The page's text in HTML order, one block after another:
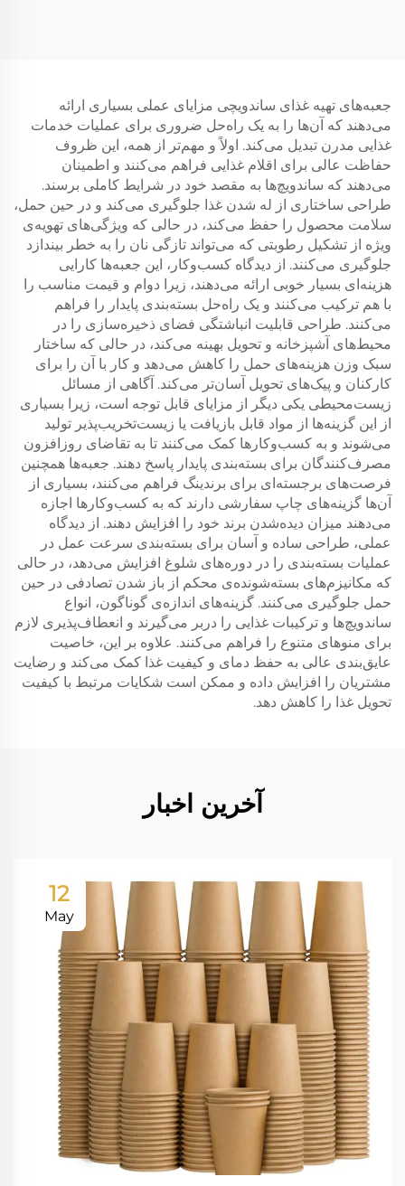
جعبه‌های تهیه غذای ساندویچی مزایای عملی بسیاری ارائه
می‌دهند که آن‌ها را به یک راه‌حل ضروری برای عملیات خدمات
غذایی مدرن تبدیل می‌کند. اولاً و مهم‌تر از همه، این ظروف
حفاظت عالی برای اقلام غذایی فراهم می‌کنند و اطمینان
می‌دهند که ساندویچ‌ها به مقصد خود در شرایط کاملی برسند.
طراحی ساختاری از له شدن غذا جلوگیری می‌کند و در حین حمل،
سلامت محصول را حفظ می‌کند، در حالی که ویژگی‌های تهویه‌ی
ویژه از تشکیل رطوبتی که می‌تواند تازگی نان را به خطر بیندازد
جلوگیری می‌کنند. از دیدگاه کسب‌وکار، این جعبه‌ها کارایی
هزینه‌ای بسیار خوبی ارائه می‌دهند، زیرا دوام و قیمت مناسب را
با هم ترکیب می‌کنند و یک راه‌حل بسته‌بندی پایدار را فراهم
می‌کنند. طراحی قابلیت انباشتگی فضای ذخیره‌سازی را در
محیط‌های آشپزخانه و تحویل بهینه می‌کند، در حالی که ساختار
سبک وزن هزینه‌های حمل را کاهش می‌دهد و کار با آن را برای
کارکنان و پیک‌های تحویل آسان‌تر می‌کند. آگاهی از مسائل
زیست‌محیطی یکی دیگر از مزایای قابل توجه است، زیرا بسیاری
از این گزینه‌ها از مواد قابل بازیافت یا زیست‌تخریب‌پذیر تولید
می‌شوند و به کسب‌وکارها کمک می‌کنند تا به تقاضای روزافزون
مصرف‌کنندگان برای بسته‌بندی پایدار پاسخ دهند. جعبه‌ها همچنین
فرصت‌های برجسته‌ای برای برندینگ فراهم می‌کنند، بسیاری از
آن‌ها گزینه‌های چاپ سفارشی دارند که به کسب‌وکارها اجازه
می‌دهند میزان دیده‌شدن برند خود را افزایش دهند. از دیدگاه
عملی، طراحی ساده و آسان برای بسته‌بندی سرعت عمل در
عملیات بسته‌بندی را در دوره‌های شلوغ افزایش می‌دهد، در حالی
که مکانیزم‌های بسته‌شونده‌ی محکم از باز شدن تصادفی در حین
حمل جلوگیری می‌کنند. گزینه‌های اندازه‌ی گوناگون، انواع
ساندویچ‌ها و ترکیبات غذایی را دربر می‌گیرند و انعطاف‌پذیری لازم
برای منوهای متنوع را فراهم می‌کنند. علاوه بر این، خاصیت
عایق‌بندی عالی به حفظ دمای و کیفیت غذا کمک می‌کند و رضایت
مشتریان را افزایش داده و ممکن است شکایات مرتبط با کیفیت
تحویل غذا را کاهش دهد.
آخرین اخبار
12
May